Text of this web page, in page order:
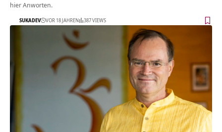
hier Anworten.
SUKADEV VOR 18 JAHREN 387 VIEWS